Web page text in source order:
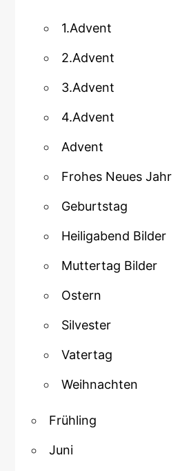
1.Advent
2.Advent
3.Advent
4.Advent
Advent
Frohes Neues Jahr
Geburtstag
Heiligabend Bilder
Muttertag Bilder
Ostern
Silvester
Vatertag
Weihnachten
Frühling
Juni